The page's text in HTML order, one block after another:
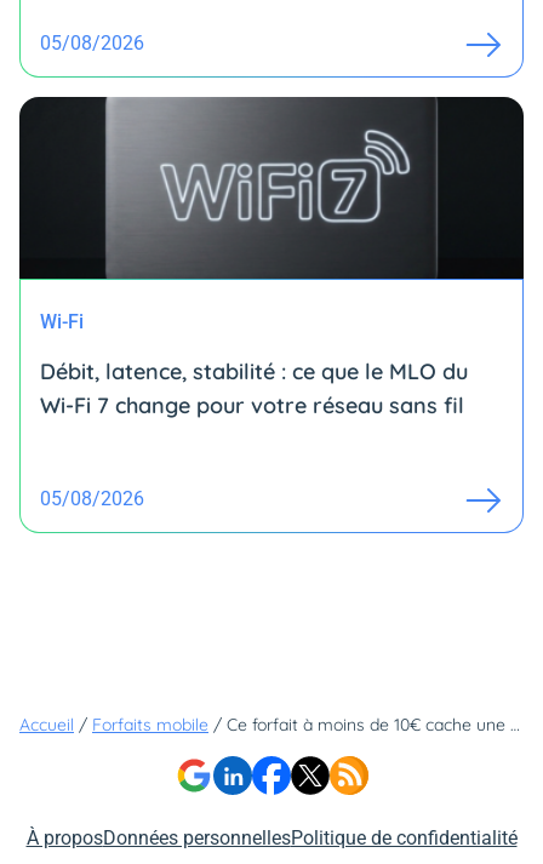
05/08/2026
Wi-Fi
Débit, latence, stabilité : ce que le MLO du
Wi-Fi 7 change pour votre réseau sans fil
05/08/2026
Accueil / Forfaits mobile / Ce forfait à moins de 10€ cache une très bonne surprise
À proposDonnées personnellesPolitique de confidentialité